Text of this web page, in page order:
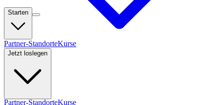
Starten
Partner-StandorteKurse
Jetzt loslegen
Partner-StandorteKurse